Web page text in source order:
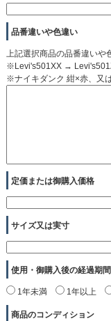
品番違いや色違い
上記選択商品の品番違い
※Levi's501XX →
※ナイキダンク 紺×赤、又
定価または御購入価格
サイズ又は実寸
使用・御購入後の経過期間
1年未満 1年以上
商品のコンディション